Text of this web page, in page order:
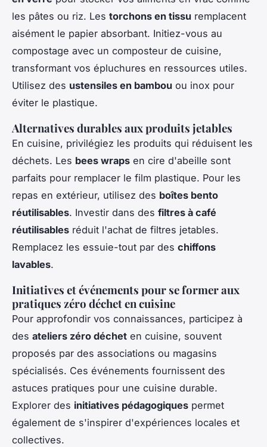
les pâtes ou riz. Les torchons en tissu remplacent
aisément le papier absorbant. Initiez-vous au
compostage avec un composteur de cuisine,
transformant vos épluchures en ressources utiles.
Utilisez des ustensiles en bambou ou inox pour
éviter le plastique.
Alternatives durables aux produits jetables
En cuisine, privilégiez les produits qui réduisent les
déchets. Les bees wraps en cire d'abeille sont
parfaits pour remplacer le film plastique. Pour les
repas en extérieur, utilisez des boîtes bento
réutilisables. Investir dans des filtres à café
réutilisables réduit l'achat de filtres jetables.
Remplacez les essuie-tout par des chiffons
lavables.
Initiatives et événements pour se former aux
pratiques zéro déchet en cuisine
Pour approfondir vos connaissances, participez à
des ateliers zéro déchet en cuisine, souvent
proposés par des associations ou magasins
spécialisés. Ces événements fournissent des
astuces pratiques pour une cuisine durable.
Explorer des initiatives pédagogiques permet
également de s'inspirer d'expériences locales et
collectives.